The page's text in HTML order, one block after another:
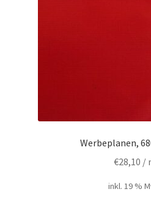
Werbeplanen,
€28,10 /
inkl. 19 %